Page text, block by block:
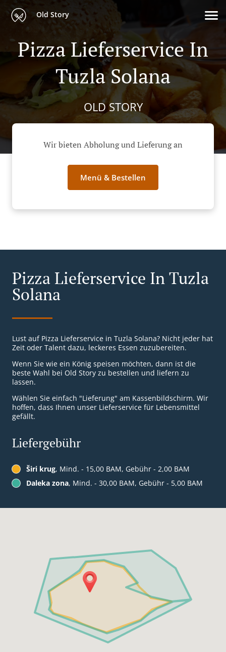
Old Story
Pizza Lieferservice In
Tuzla Solana
OLD STORY
Wir bieten Abholung und Lieferung an
Menü & Bestellen
Pizza Lieferservice In Tuzla
Solana
Lust auf Pizza Lieferservice in Tuzla Solana? Nicht jeder hat
Zeit oder Talent dazu, leckeres Essen zuzubereiten.
Wenn Sie wie ein König speisen möchten, dann ist die
beste Wahl bei Old Story zu bestellen und liefern zu
lassen.
Wählen Sie einfach "Lieferung" am Kassenbildschirm. Wir
hoffen, dass Ihnen unser Lieferservice für Lebensmittel
gefällt.
Liefergebühr
Širi krug, Mind. - 15,00 BAM, Gebühr - 2,00 BAM
Daleka zona, Mind. - 30,00 BAM, Gebühr - 5,00 BAM